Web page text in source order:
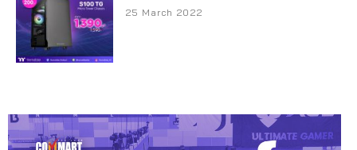
25 March 2022